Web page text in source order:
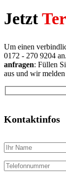
Jetzt
Um einen
0172 - 270 9204
anfragen: Füllen
aus und wir
Kontaktinfos